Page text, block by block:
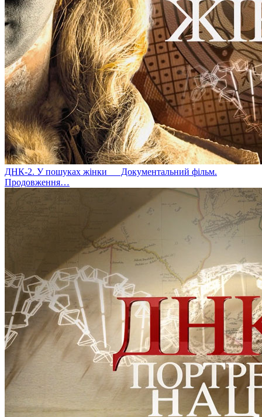
ДНК-2. У пошуках жінки
Документальний фільм.
Продовження…